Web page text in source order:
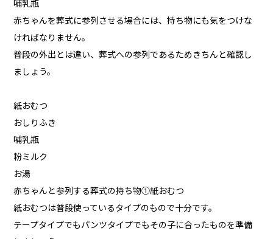
哺乳瓶
赤ちゃんを葬式に参列させる場合には、持ち物にも気をつけな
ければなりません。
普段の外出とは違い、葬式への参列であるためきちんと確認し
ましょう。
紙おむつ
おしりふき
哺乳瓶
粉ミルク
お湯
赤ちゃんと参列する葬式の持ち物①紙おむつ
紙おむつは普段使っているタイプのもので十分です。
テープタイプでもパンツタイプでもその子に合ったものを準備